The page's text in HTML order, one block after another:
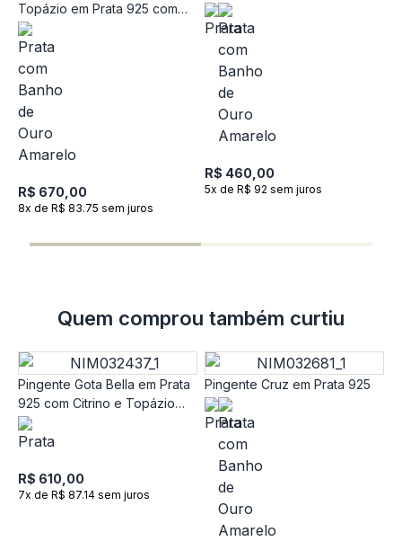
Topázio em Prata 925 com
Banho de Ouro Amarelo 18k
R$ 670,00
8x de R$ 83.75 sem juros
R$ 460,00
5x de R$ 92 sem juros
Quem comprou também curtiu
Pingente Gota Bella em Prata
925 com Citrino e Topázio
Incolor
R$ 610,00
7x de R$ 87.14 sem juros
Pingente Cruz em Prata 925